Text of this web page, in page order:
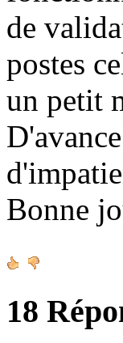
de
postes
un petit
Bonne
18